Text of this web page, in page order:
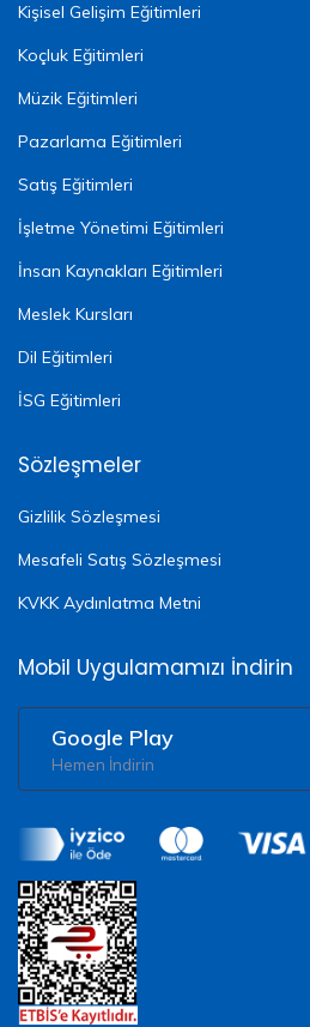
Kişisel Gelişim Eğitimleri
Koçluk Eğitimleri
Müzik Eğitimleri
Pazarlama Eğitimleri
Satış Eğitimleri
İşletme Yönetimi Eğitimleri
İnsan Kaynakları Eğitimleri
Meslek Kursları
Dil Eğitimleri
İSG Eğitimleri
Sözleşmeler
Gizlilik Sözleşmesi
Mesafeli Satış Sözleşmesi
KVKK Aydınlatma Metni
Mobil Uygulamamızı İndirin
Google Play
Hemen İndirin